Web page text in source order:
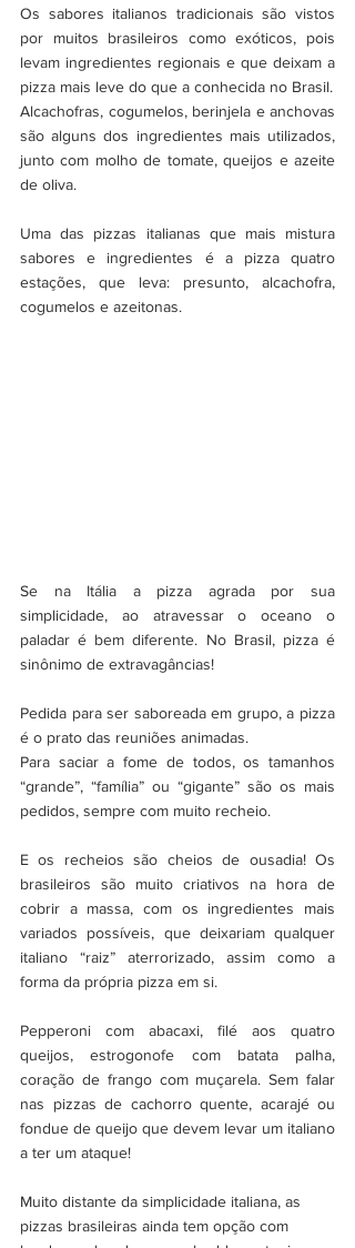
Os sabores italianos tradicionais são vistos
por muitos brasileiros como exóticos, pois
levam ingredientes regionais e que deixam a
pizza mais leve do que a conhecida no Brasil.
Alcachofras, cogumelos, berinjela e anchovas
são alguns dos ingredientes mais utilizados,
junto com molho de tomate, queijos e azeite
de oliva.
Uma das pizzas italianas que mais mistura
sabores e ingredientes é a pizza quatro
estações, que leva: presunto, alcachofra,
cogumelos e azeitonas.
Se na Itália a pizza agrada por sua
simplicidade, ao atravessar o oceano o
paladar é bem diferente. No Brasil, pizza é
sinônimo de extravagâncias!
Pedida para ser saboreada em grupo, a pizza
é o prato das reuniões animadas.
Para saciar a fome de todos, os tamanhos
“grande”, “família” ou “gigante” são os mais
pedidos, sempre com muito recheio.
E os recheios são cheios de ousadia! Os
brasileiros são muito criativos na hora de
cobrir a massa, com os ingredientes mais
variados possíveis, que deixariam qualquer
italiano “raiz” aterrorizado, assim como a
forma da própria pizza em si.
Pepperoni com abacaxi, filé aos quatro
queijos, estrogonofe com batata palha,
coração de frango com muçarela. Sem falar
nas pizzas de cachorro quente, acarajé ou
fondue de queijo que devem levar um italiano
a ter um ataque!
Muito distante da simplicidade italiana, as
pizzas brasileiras ainda tem opção com